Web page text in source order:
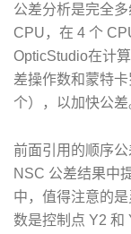
公差分析是完全
CPU，在 4 个
OpticStudio在计
差操作数和蒙特
个），以加快公差
前面引用的顺序
NSC 公差结果中
中，值得注意的
数是控制点 Y2 和